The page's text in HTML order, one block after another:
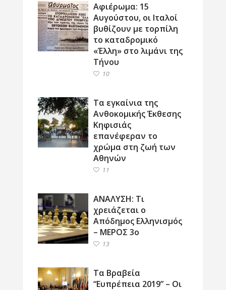
Αφιέρωμα: 15
Αυγούστου, οι Ιταλοί
βυθίζουν με τορπίλη
το καταδρομικό
«Έλλη» στο λιμάνι της
Τήνου
10
Τα εγκαίνια της
Ανθοκομικής Έκθεσης
Κηφισιάς
επανέφεραν το
χρώμα στη ζωή των
Αθηνών
11
ΑΝΑΛΥΣΗ: Τι
χρειάζεται ο
Απόδημος Ελληνισμός
– ΜΕΡΟΣ 3ο
13
Τα Βραβεία
“Ευπρέπεια 2019” – Οι